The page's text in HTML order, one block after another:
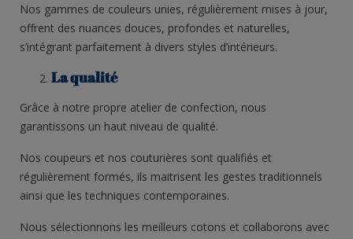
Nos gammes de couleurs unies, régulièrement mises à jour,
offrent des nuances douces, profondes et naturelles,
s’intégrant parfaitement à divers styles d’intérieurs.
La qualité
Grâce à notre propre atelier de confection, nous
garantissons un haut niveau de qualité.
Nos coupeurs et nos couturières sont qualifiés et
régulièrement formés, ils maitrisent les gestes traditionnels
ainsi que les techniques contemporaines.
Nous sélectionnons les meilleurs cotons et collaborons avec